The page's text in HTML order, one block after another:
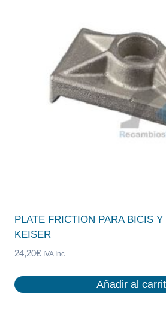
PLATE FRICTION PARA BICIS
KEISER
24,20€ IVA Inc.
Añadir al